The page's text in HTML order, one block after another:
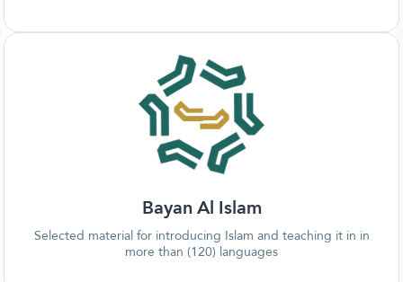
Bayan Al Islam
Selected material for introducing Islam and teaching it in in
more than (120) languages